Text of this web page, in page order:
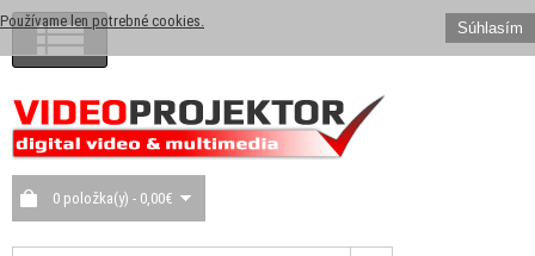
0 položka(y) - 0,00€
Súhlasím
Používame len potrebné cookies.